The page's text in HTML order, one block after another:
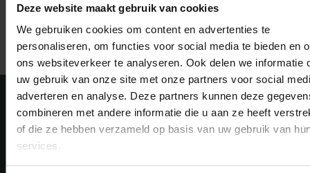
Deze website maakt gebruik van cookies
We gebruiken cookies om content en advertenties te
personaliseren, om functies voor social media te bieden en
ons websiteverkeer te analyseren. Ook delen we informatie
uw gebruik van onze site met onze partners voor social
adverteren en analyse. Deze partners kunnen deze
combineren met andere informatie die u aan ze heeft
of die ze hebben verzameld op basis van uw gebruik van
services.
aanbod badtextiel
Indien op voorraad,
Meld je aan voor onze nieuwsbrief!
AANMELDEN